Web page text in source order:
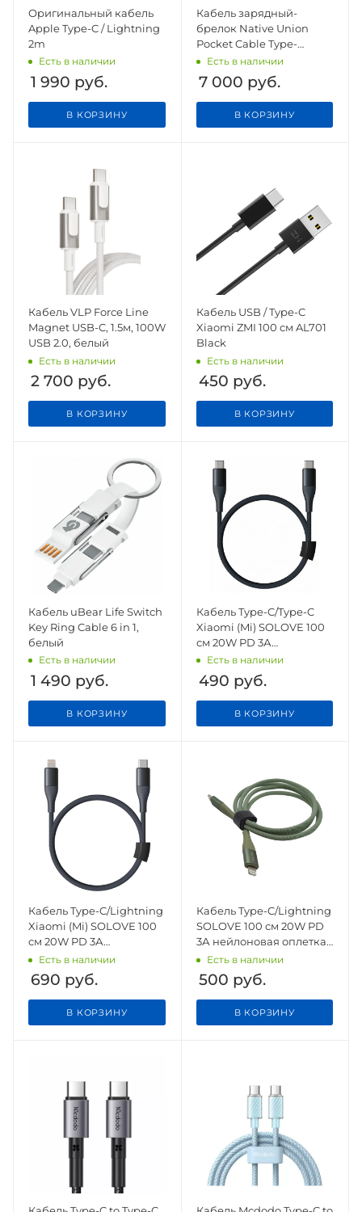
Оригинальный кабель
Apple Type-C / Lightning
2m
Есть в наличии
1 990 руб.
В КОРЗИНУ
Кабель зарядный-
брелок Native Union
Pocket Cable Type-
C/Type-C, черный
Есть в наличии
7 000 руб.
В КОРЗИНУ
Кабель VLP Force Line
Magnet USB-C, 1.5м, 100W
USB 2.0, белый
Есть в наличии
2 700 руб.
В КОРЗИНУ
Кабель USB / Type-C
Xiaomi ZMI 100 см AL701
Black
Есть в наличии
450 руб.
В КОРЗИНУ
Кабель uBear Life Switch
Key Ring Cable 6 in 1,
белый
Есть в наличии
1 490 руб.
В КОРЗИНУ
Кабель Type-C/Type-C
Xiaomi (Mi) SOLOVE 100
см 20W PD 3А
нейлоновая оплетка
(DW3 Dark Grey), темно-
серый
Есть в наличии
490 руб.
В КОРЗИНУ
Кабель Type-C/Lightning
Xiaomi (Mi) SOLOVE 100
см 20W PD 3А
нейлоновая оплетка
(DW5 Dark Grey),темно-
серый
Есть в наличии
690 руб.
В КОРЗИНУ
Кабель Type-C/Lightning
SOLOVE 100 см 20W PD
3А нейлоновая оплетка
(DW5 Green), зеленый
Есть в наличии
500 руб.
В КОРЗИНУ